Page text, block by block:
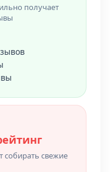
получает
собирать свежие